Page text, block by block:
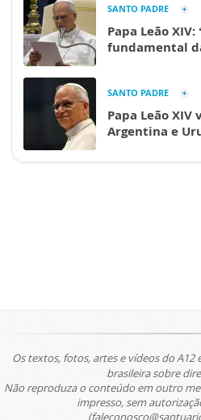
SANTO PADRE
Papa Leão
fundamental
SANTO PADRE
Papa Leão XIV
Argentina e
Os textos, fotos, artes e vídeos do
brasileira sobre
Não reproduza o conteúdo em outro
impresso, sem